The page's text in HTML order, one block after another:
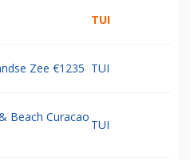
TUI
Zee €1235 TUI
Beach Curacao
TUI